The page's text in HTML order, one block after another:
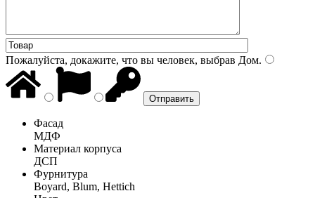
Пожалуйста, докажите, что вы человек, выбрав Дом.
Фасад
МДФ
Материал корпуса
ДСП
Фурнитура
Boyard, Blum, Hettich